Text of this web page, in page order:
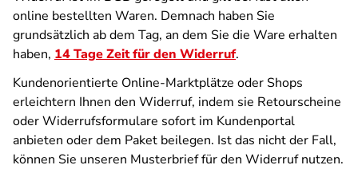
online bestellten Waren. Demnach haben Sie
grundsätzlich ab dem Tag, an dem Sie die Ware erhalten
haben, 14 Tage Zeit für den Widerruf.
Kundenorientierte Online-Marktplätze oder Shops
erleichtern Ihnen den Widerruf, indem sie Retourscheine
oder Widerrufsformulare sofort im Kundenportal
anbieten oder dem Paket beilegen. Ist das nicht der Fall,
können Sie unseren Musterbrief für den Widerruf nutzen.